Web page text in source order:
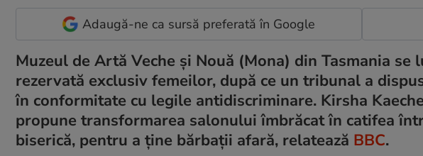
Adaugă-ne ca sursă preferată în Google
Muzeul de Artă Veche și Nouă (Mona) din Tasmania
rezervată exclusiv femeilor, după ce un tribunal a
în conformitate cu legile antidiscriminare. Kirsha
propune transformarea salonului îmbrăcat în catifea
biserică, pentru a ține bărbații afară, relatează BBC.